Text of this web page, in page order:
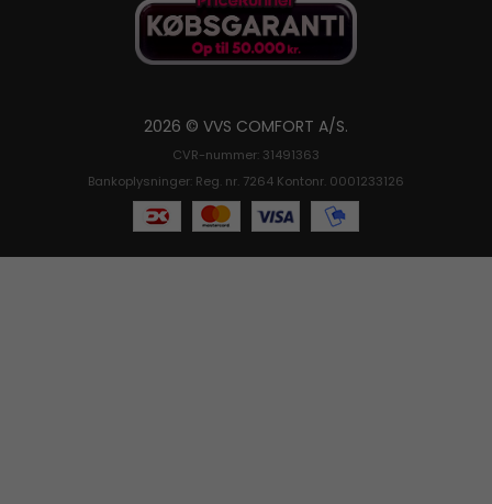
2026 © VVS COMFORT A/S.
CVR-nummer: 31491363
Bankoplysninger: Reg. nr. 7264 Kontonr. 0001233126